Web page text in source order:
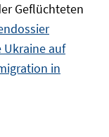
Geflüchteten
Ukraine auf
in